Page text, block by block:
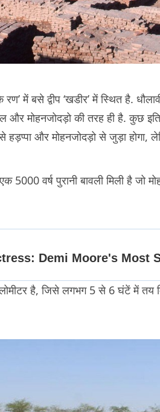
में बसे द्वीप ‘खडीर’ में स्थित है.
और मोहनजोदड़ो की तरह ही है. कुछ
हड़प्पा और मोहनजोदड़ो से जुड़ा होगा,
एक 5000 वर्ष पुरानी बावली मिली है जो
है, जिसे लगभग 5 से 6 घंटें में तय